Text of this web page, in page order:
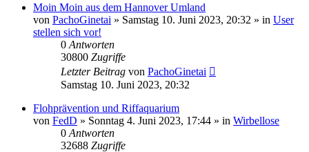
Moin Moin aus dem Hannover Umland
von PachoGinetai » Samstag 10. Juni 2023, 20:32 » in User
stellen sich vor!
0 Antworten
30800 Zugriffe
Letzter Beitrag von PachoGinetai
Samstag 10. Juni 2023, 20:32
Flohprävention und Riffaquarium
von FedD » Sonntag 4. Juni 2023, 17:44 » in Wirbellose
0 Antworten
32688 Zugriffe